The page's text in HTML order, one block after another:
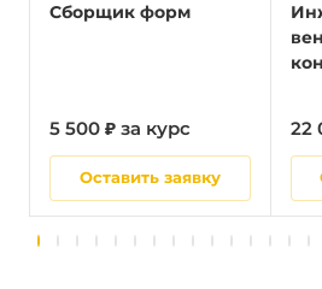
Сборщик форм
5 500 ₽ за курс
Оставить заявку
22